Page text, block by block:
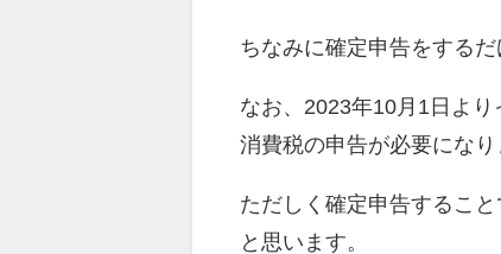
ちなみに確定申告をする
なお、2023年10月1日よ
消費税の申告が必要になり
ただしく確定申告するこ
と思います。